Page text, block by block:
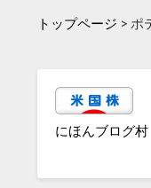
トップページ > ポ
にほんブログ村